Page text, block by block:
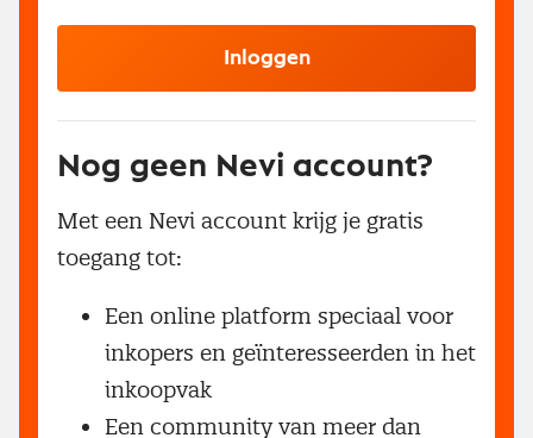
Inloggen
Nog geen Nevi account?
Met een Nevi account krijg je gratis
toegang tot:
Een online platform speciaal voor
inkopers en geïnteresseerden in het
inkoopvak
Een community van meer dan